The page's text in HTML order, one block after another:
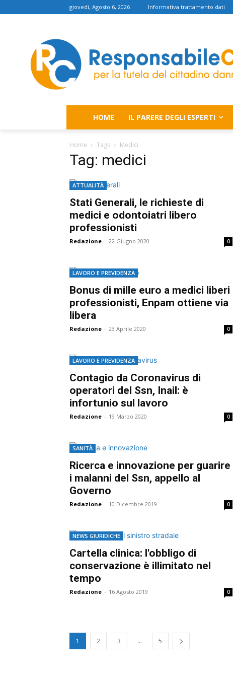
giovedì, Agosto 6, 2026 Informativa trattamento dati
HOME IL PARERE DEGLI ESPERTI
Home Tags Medici
Tag: medici
ATTUALITÀ
Stati Generali, le richieste di
medici e odontoiatri libero
professionisti
Redazione - 22 Giugno 2020 0
LAVORO E PREVIDENZA
Bonus di mille euro a medici liberi
professionisti, Enpam ottiene via
libera
Redazione - 23 Aprile 2020 0
LAVORO E PREVIDENZA
Contagio da Coronavirus di
operatori del Ssn, Inail: è
infortunio sul lavoro
Redazione - 19 Marzo 2020 0
SANITÀ
Ricerca e innovazione per guarire
i malanni del Ssn, appello al
Governo
Redazione - 10 Dicembre 2019 0
NEWS GIURIDICHE
Cartella clinica: l'obbligo di
conservazione è illimitato nel
tempo
Redazione - 16 Agosto 2019 0
1 2 3 ... 5